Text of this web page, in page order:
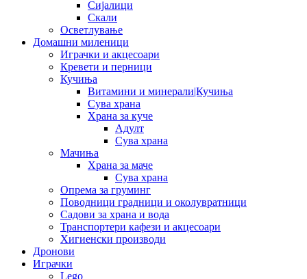
Сијалици
Скали
Осветлување
Домашни миленици
Играчки и акцесоари
Кревети и перници
Кучиња
Витамини и минерали|Кучиња
Сува храна
Храна за куче
Адулт
Сува храна
Мачиња
Храна за маче
Сува храна
Опрема за груминг
Поводници градници и околувратници
Садови за храна и вода
Транспортери кафези и акцесоари
Хигиенски производи
Дронови
Играчки
Lego